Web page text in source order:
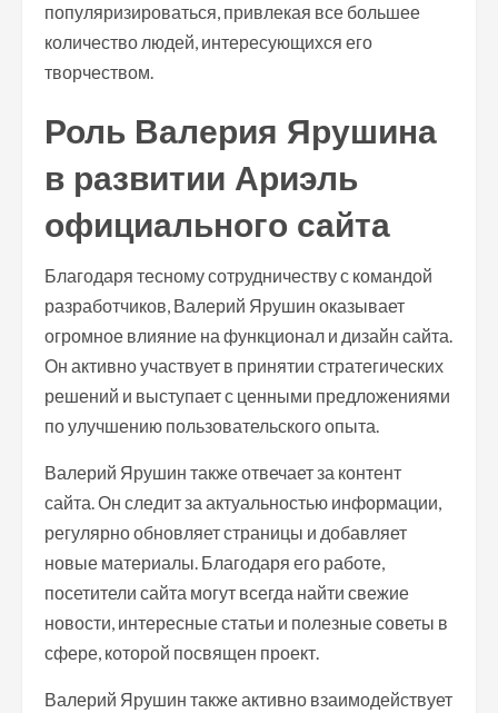
популяризироваться, привлекая все большее
количество людей, интересующихся его
творчеством.
Роль Валерия Ярушина
в развитии Ариэль
официального сайта
Благодаря тесному сотрудничеству с командой
разработчиков, Валерий Ярушин оказывает
огромное влияние на функционал и дизайн сайта.
Он активно участвует в принятии стратегических
решений и выступает с ценными предложениями
по улучшению пользовательского опыта.
Валерий Ярушин также отвечает за контент
сайта. Он следит за актуальностью информации,
регулярно обновляет страницы и добавляет
новые материалы. Благодаря его работе,
посетители сайта могут всегда найти свежие
новости, интересные статьи и полезные советы в
сфере, которой посвящен проект.
Валерий Ярушин также активно взаимодействует